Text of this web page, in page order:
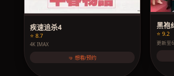
疾速追杀4
⭐ 8.7
4K IMAX
🤜 想看/预约
黑袍
⭐ 9.2
更新至